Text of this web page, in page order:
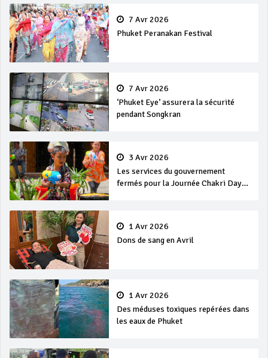
7 Avr 2026
Phuket Peranakan Festival
7 Avr 2026
‘Phuket Eye’ assurera la sécurité
pendant Songkran
3 Avr 2026
Les services du gouvernement
fermés pour la Journée Chakri Day
1 Avr 2026
Dons de sang en Avril
1 Avr 2026
Des méduses toxiques repérées dans
les eaux de Phuket